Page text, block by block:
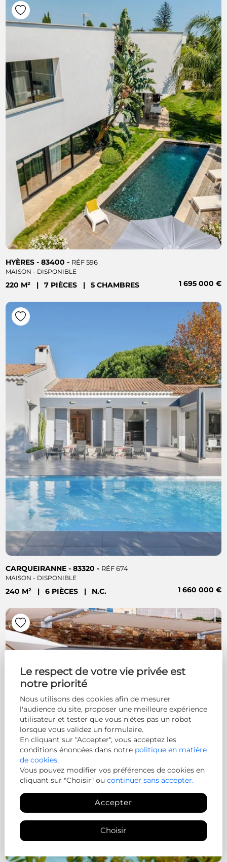
Le respect de votre vie privée est
notre priorité
Nous utilisons des cookies afin de mesurer
l'audience du site, proposer une meilleure expérience
utilisateur et tester que vous n'êtes pas un robot
lorsque vous validez un formulaire.
En cliquant sur "Accepter", vous acceptez les
conditions énoncées dans notre politique en matière
de cookies.
Vous pouvez modifier vos préférences de cookies en
cliquant sur "Choisir" ou continuer sans accepter.
Accepter
Choisir
HYÈRES - 83400 - RÉF 596
MAISON - DISPONIBLE
220 M² | 7 PIÈCES | 5 CHAMBRES 1 695 000 €
CARQUEIRANNE - 83320 - RÉF 674
MAISON - DISPONIBLE
240 M² | 6 PIÈCES | N.C. 1 660 000 €